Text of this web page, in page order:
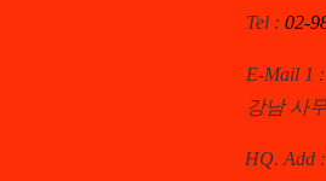
Tel : 02-
E-Mail 1 :
강남 사
HQ. Add